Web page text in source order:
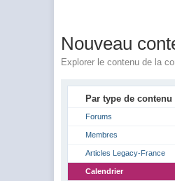
Nouveau
Explorer le contenu de la
Par type de contenu
Forums
Membres
Articles Legacy-France
Calendrier